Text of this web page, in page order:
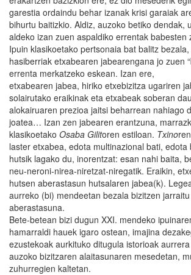
garestia ordaindu behar izanak krisi garaiak
bihurtu baitizkio. Aldiz, auzoko betiko dendak,
aldeko izan zuen aspaldiko errentak babesten
Ipuin klasikoetako pertsonaia bat balitz
hasiberriak etxabearen jabearengana jo zuen
errenta merkatzeko eskean. Izan ere,
etxabearen jabea, hiriko etxebizitza ugariren
solairutako eraikinak eta etxabeak soberan
alokairuaren prezioa jaitsi beharrean nahiago
joatea… Izan zen jabearen erantzuna,
klasikoetako Osaba Gilitoren estiloan. Txino
laster etxabea, edota multinazional bati,
hutsik lagako du, inorentzat: esan nahi baita,
neu-neroni-nirea-niretzat-niregatik. Eraikin,
hutsen aberastasun hutsalaren jabea(k).
aurreko (bi) mendeetan bezala bizitzen
aberastasuna.
Bete-betean bizi dugun XXI. mendeko
hamarraldi hauek igaro ostean, imajina
ezustekoak aurkituko ditugula istorioak
auzoko bizitzaren alaitasunaren mesedetan,
zuhurregien kaltetan.